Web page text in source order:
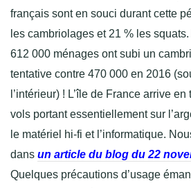
français sont en souci durant cette
les cambriolages et 21 % les
612 000 ménages ont subi un
tentative contre 470 000 en 2016
l’intérieur) ! L’île de France arrive
vols portant essentiellement sur
le matériel hi-fi et l’informatique.
dans un article du blog du 22
Quelques précautions d’usage